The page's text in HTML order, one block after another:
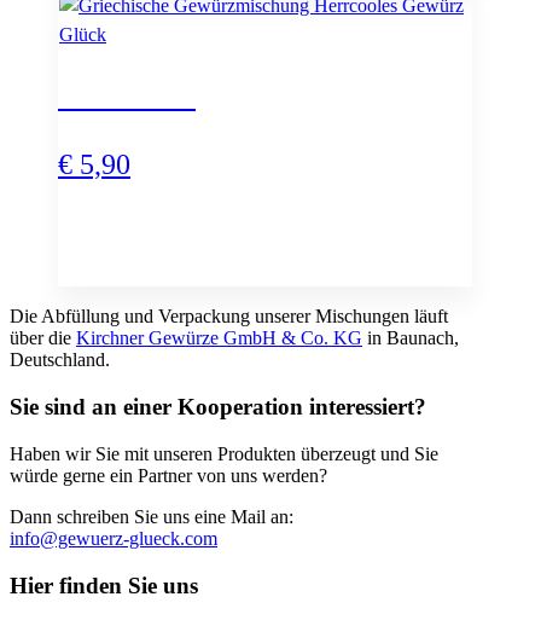
€ 5,90
Die Abfüllung und Verpackung unserer Mischungen läuft
über die Kirchner Gewürze GmbH & Co. KG in Baunach,
Deutschland.
Sie sind an einer Kooperation interessiert?
Haben wir Sie mit unseren Produkten überzeugt und Sie
würde gerne ein Partner von uns werden?
Dann schreiben Sie uns eine Mail an:
info@gewuerz-glueck.com
Hier finden Sie uns